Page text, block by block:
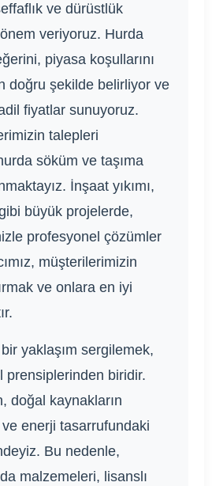
ve dürüstlük
veriyoruz. Hurda
piyasa koşullarını
doğru şekilde belirliyor ve
fiyatlar sunuyoruz.
talepleri
söküm ve taşıma
İnşaat yıkımı,
büyük projelerde,
profesyonel çözümler
müşterilerimizin
ve onlara en iyi
yaklaşım sergilemek,
prensiplerinden biridir.
doğal kaynakların
ve enerji tasarrufundaki
Bu nedenle,
malzemeleri, lisanslı